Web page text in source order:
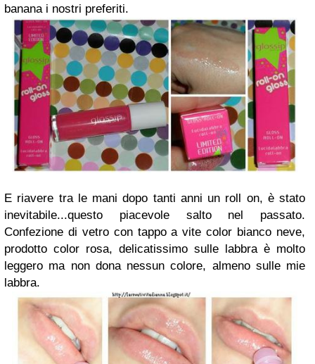
banana i nostri preferiti.
E riavere tra le mani dopo tanti anni un roll on, è stato
inevitabile...questo piacevole salto nel passato.
Confezione di vetro con tappo a vite color bianco neve,
prodotto color rosa, delicatissimo sulle labbra è molto
leggero ma non dona nessun colore, almeno sulle mie
labbra.